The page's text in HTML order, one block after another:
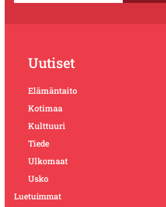
Uutiset
Elämäntaito
Kotimaa
Kulttuuri
Tiede
Ulkomaat
Usko
Luetuimmat